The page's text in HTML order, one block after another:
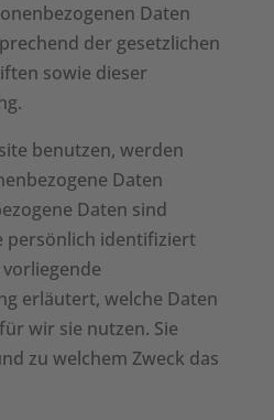
Daten
der gesetzlichen
sowie dieser
benutzen, werden
Daten
Daten sind
persönlich identifiziert
erläutert, welche Daten
wir sie nutzen. Sie
zu welchem Zweck das